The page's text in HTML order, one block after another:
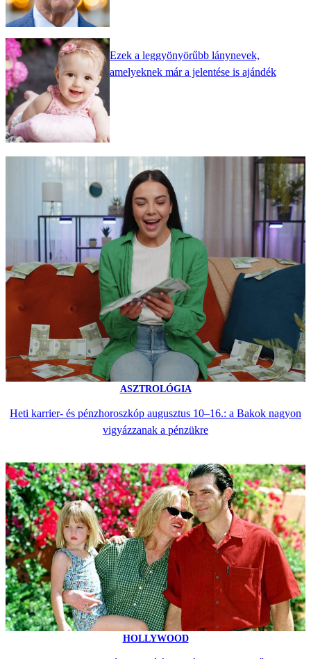
Ezek a leggyönyörűbb lánynevek,
amelyeknek már a jelentése is ajándék
ASZTROLÓGIA
Heti karrier- és pénzhoroszkóp augusztus 10–16.: a Bakok nagyon
vigyázzanak a pénzükre
HOLLYWOOD